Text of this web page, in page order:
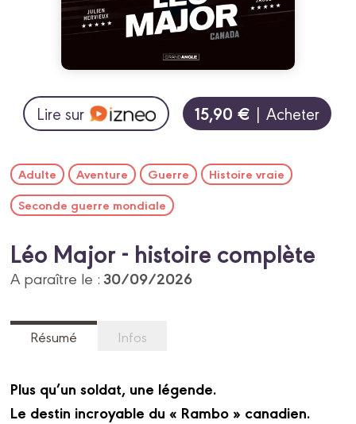
Lire sur 15,90 € | Acheter
Adulte Aventure Guerre
Histoire vraie
Seconde guerre mondiale
Léo Major - histoire complète
A paraître le :30/09/2026
Résumé Infos
Plus qu’un soldat, une légende.
Le destin incroyable du « Rambo » canadien.